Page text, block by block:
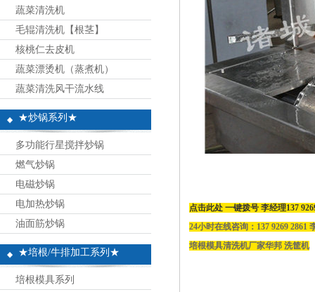
蔬菜清洗机
毛辊清洗机【根茎】
核桃仁去皮机
蔬菜漂烫机（蒸煮机）
蔬菜清洗风干流水线
★炒锅系列★
多功能行星搅拌炒锅
燃气炒锅
电磁炒锅
电加热炒锅
油面筋炒锅
★培根/牛排加工系列★
培根模具系列
点击此处 一键拨号 李经理137
24小时在线咨询：137 9269 2861
培根模具清洗机厂家华邦 洗筐机